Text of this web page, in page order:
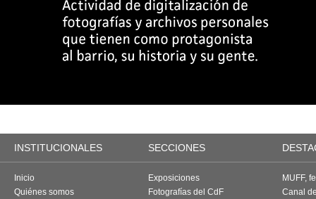
INSTITUCIONALES SECCIONES
Inicio
Quiénes somos
Exposiciones
Fotografías del CdF
MUFF,
Canal